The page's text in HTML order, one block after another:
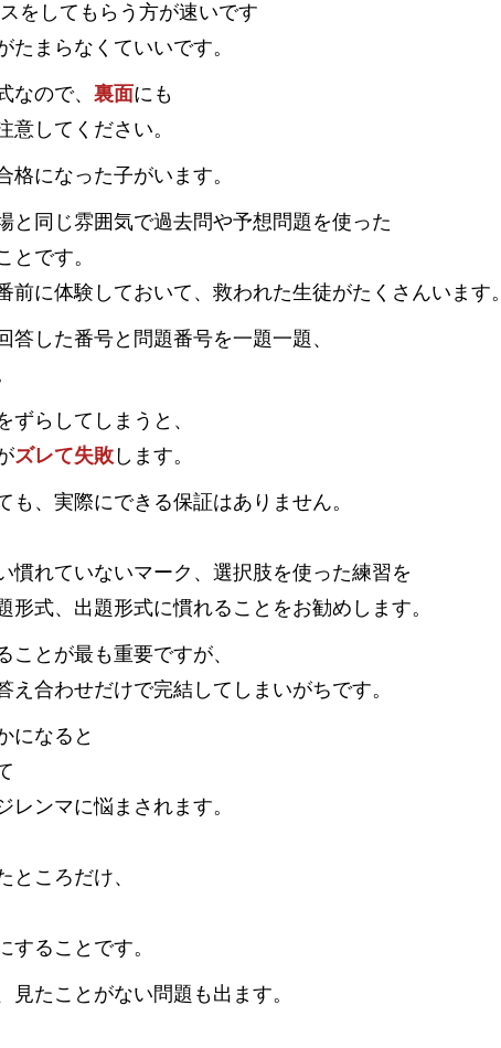
をしてもらう方が速いです
まらなくていいです。
なので、 裏面にも
してください。
になった子がいます。
同じ雰囲気で過去問や予想問題を使った
です。
に体験しておいて、救われた生徒がたくさんいます。
答した番号と問題番号を一題一題、
らしてしまうと、
ズレて失敗 します。
、実際にできる保証はありません。
れていないマーク、選択肢を使った練習を
式、出題形式に慣れることをお勧めします。
ことが最も重要ですが、
合わせだけで完結してしまいがちです。
になると
ンマに悩まされます。
ころだけ、
ることです。
見たことがない問題も出ます。